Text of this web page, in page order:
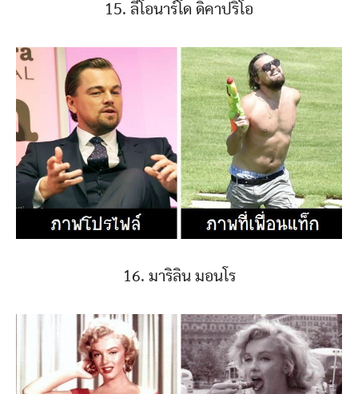
15. ลีโอนาร์โด ดิคาปริโอ
16. มาริลิน มอนโร